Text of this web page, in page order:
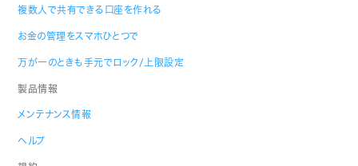
複数人で共有できる口座を作れる
お金の管理をスマホひとつで
万が一のときも手元でロック/上限設定
製品情報
メンテナンス情報
ヘルプ